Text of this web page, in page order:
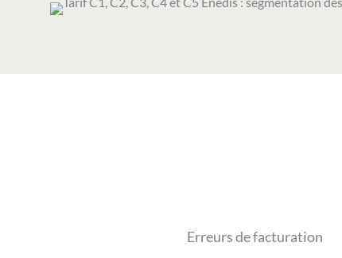
Erreurs de facturation